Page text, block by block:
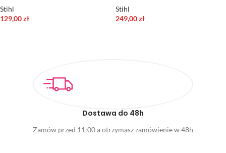
Stihl
129,00zł
Stihl
249,00zł
Dostawa do 48h
Zamów przed 11:00 a otrzymasz zamówienie w 48h